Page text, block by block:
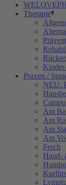
Therapie
Praxen /
NEU:
Am
Am
Am
Am
Ferch
Hand-